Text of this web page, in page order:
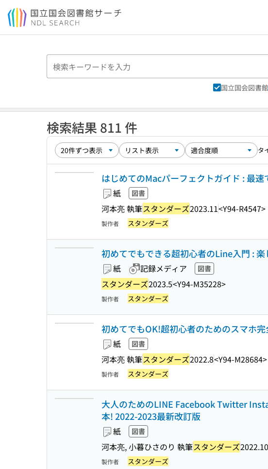
本文へ移動
国立国会図書館
検索結果 811 件
タ
はじめてのMacパーフェクトガイド : 最
紙 図書
河本亮 執筆スタンダーズ2023.11<Y94-R4547>
製作者 スタンダーズ
初めてでもできる超初心者のLine入門 :
紙 記録メディア 図書
スタンダーズ2023.5<Y94-M35228>
製作者 スタンダーズ
初めてでもOK!超初心者のためのスマホ
紙 図書
河本亮 執筆スタンダーズ2022.8<Y94-M28684>
製作者 スタンダーズ
大人のためのLINE Facebook Twitter
本! 2022-2023最新改訂版
紙 図書
河本亮, 小暮ひさのり 執筆スタンダーズ2022.10
製作者 スタンダーズ